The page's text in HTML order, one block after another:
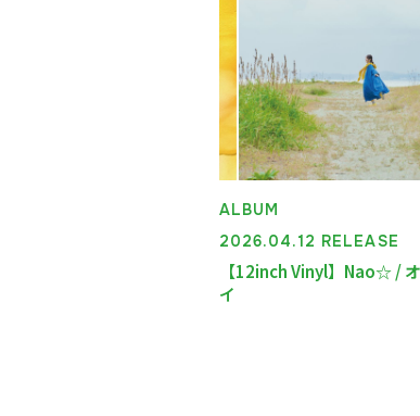
ALBUM
2026.04.12 RELEASE
【12inch Vinyl】Nao☆ /
イ